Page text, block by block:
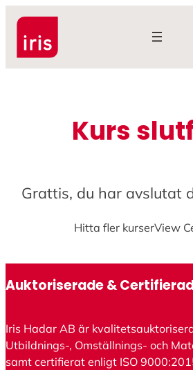
Hoppa
innehåll
Kurs
Grattis, du har avslutat
Hitta fler kurserView
Auktoriserade &
Iris Hadar AB är
Utbildnings-, Omställnings- och
samt certifierat enligt ISO